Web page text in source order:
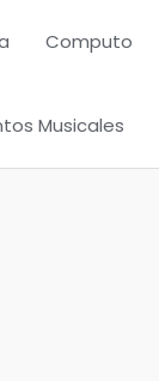
Computo
Musicales